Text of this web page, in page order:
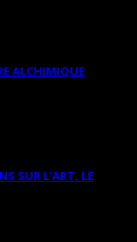
ALCHIMIQUE
SUR L’ART, LE